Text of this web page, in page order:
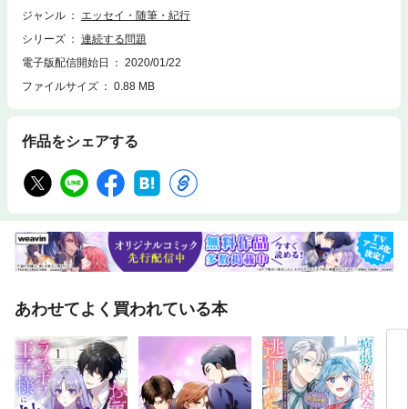
ジャンル
エッセイ・随筆・紀行
シリーズ
連続する問題
電子版配信開始日
2020/01/22
ファイルサイズ
0.88 MB
作品をシェアする
あわせてよく買われている本